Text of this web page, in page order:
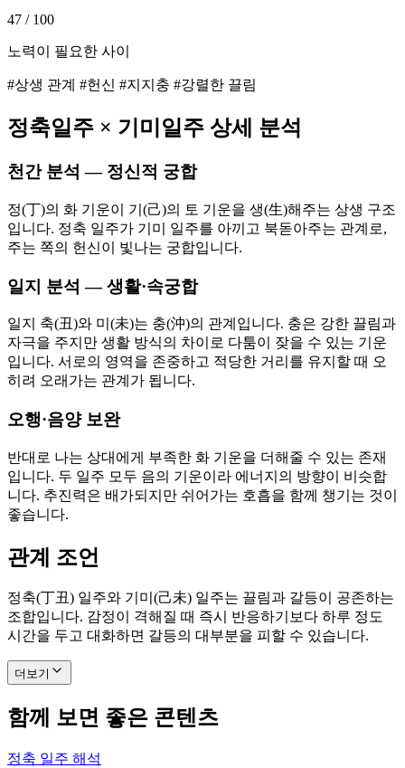
47 / 100
노력이 필요한 사이
#상생 관계 #헌신 #지지충 #강렬한 끌림
정축일주 × 기미 일주 상세 분석
천간 분석 — 정신적 궁합
정(丁)의 화 기운이 기(己)의 토 기운을 생(生)해주는 상생 구조
입니다. 정축 일주가 기미 일주를 아끼고 북돋아주는 관계로,
주는 쪽의 헌신이 빛나는 궁합입니다.
일지 분석 — 생활·속궁합
일지 축(丑)와 미(未)는 충(沖)의 관계입니다. 충은 강한 끌림과
자극을 주지만 생활 방식의 차이로 다툼이 잦을 수 있는 기운
입니다. 서로의 영역을 존중하고 적당한 거리를 유지할 때 오
히려 오래가는 관계가 됩니다.
오행·음양 보완
반대로 나는 상대에게 부족한 화 기운을 더해줄 수 있는 존재
입니다. 두 일주 모두 음의 기운이라 에너지의 방향이 비슷합
니다. 추진력은 배가되지만 쉬어가는 호흡을 함께 챙기는 것이
좋습니다.
관계 조언
정축(丁丑) 일주와 기미(己未) 일주는 끌림과 갈등이 공존하는
조합입니다. 감정이 격해질 때 즉시 반응하기보다 하루 정도
시간을 두고 대화하면 갈등의 대부분을 피할 수 있습니다.
더보기
함께 보면 좋은 콘텐츠
정축 일주 해석